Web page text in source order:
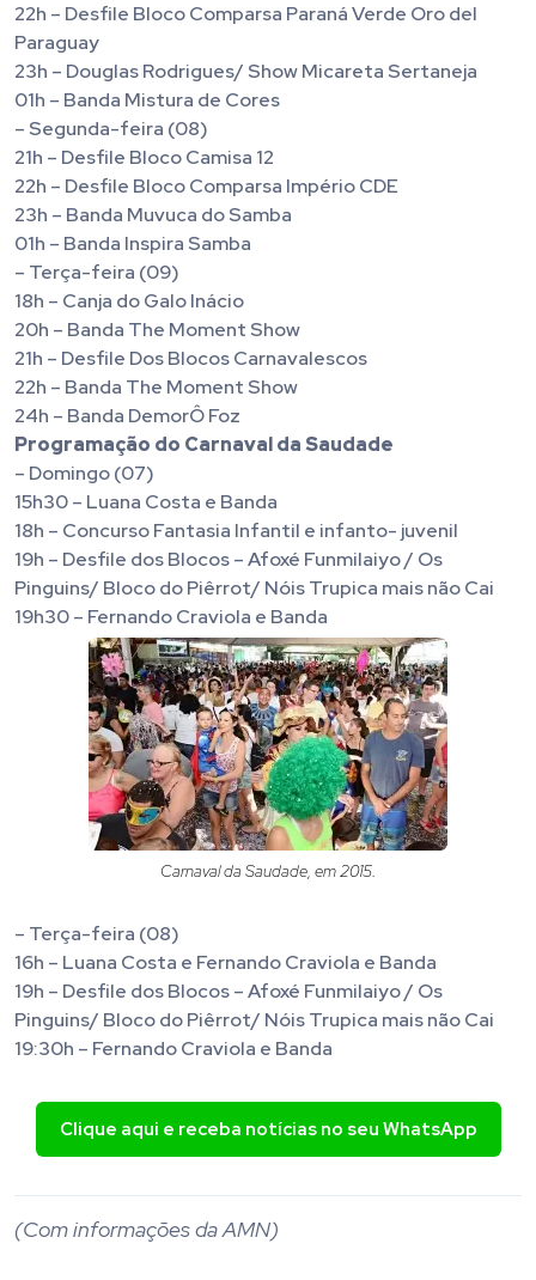
22h – Desfile Bloco Comparsa Paraná Verde Oro del
Paraguay
23h – Douglas Rodrigues/ Show Micareta Sertaneja
01h – Banda Mistura de Cores
– Segunda-feira (08)
21h – Desfile Bloco Camisa 12
22h – Desfile Bloco Comparsa Império CDE
23h – Banda Muvuca do Samba
01h – Banda Inspira Samba
– Terça-feira (09)
18h – Canja do Galo Inácio
20h – Banda The Moment Show
21h – Desfile Dos Blocos Carnavalescos
22h – Banda The Moment Show
24h – Banda DemorÔ Foz
Programação do Carnaval da Saudade
– Domingo (07)
15h30 – Luana Costa e Banda
18h – Concurso Fantasia Infantil e infanto- juvenil
19h – Desfile dos Blocos – Afoxé Funmilaiyo / Os
Pinguins/ Bloco do Piêrrot/ Nóis Trupica mais não Cai
19h30 – Fernando Craviola e Banda
Carnaval da Saudade, em 2015.
– Terça-feira (08)
16h – Luana Costa e Fernando Craviola e Banda
19h – Desfile dos Blocos – Afoxé Funmilaiyo / Os
Pinguins/ Bloco do Piêrrot/ Nóis Trupica mais não Cai
19:30h – Fernando Craviola e Banda
Clique aqui e receba notícias no seu WhatsApp
(Com informações da AMN)